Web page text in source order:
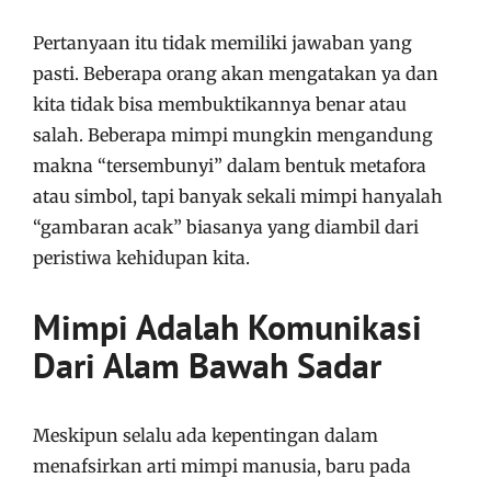
Pertanyaan itu tidak memiliki jawaban yang
pasti. Beberapa orang akan mengatakan ya dan
kita tidak bisa membuktikannya benar atau
salah. Beberapa mimpi mungkin mengandung
makna “tersembunyi” dalam bentuk metafora
atau simbol, tapi banyak sekali mimpi hanyalah
“gambaran acak” biasanya yang diambil dari
peristiwa kehidupan kita.
Mimpi Adalah Komunikasi
Dari Alam Bawah Sadar
Meskipun selalu ada kepentingan dalam
menafsirkan arti mimpi manusia, baru pada